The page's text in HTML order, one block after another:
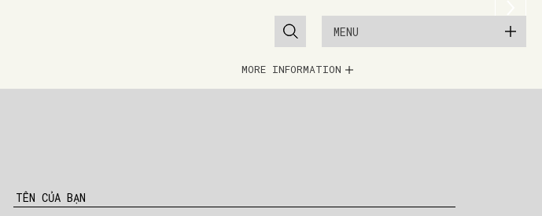
MENU
MORE INFORMATION
TÊN CỦA BẠN